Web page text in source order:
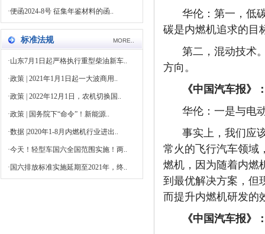
·便函2024-8号 征集年鉴材料的函..
标准法规 MORE..
·山东7月1日起严格执行重型柴油新车..
·政策 | 2021年1月1日起一大波商用..
·政策 | 2022年12月1日，农机切换国..
·政策 | 国务院下“命令”！新能源..
·数据 |2020年1-8月内燃机行业进出..
·今天！轻型车国六全国范围实施！两..
· 国六排放标准实施延期至2021年，终..
华伦： 第一，低
碳是内燃机追求的目
第二，混动技术
方向。
《中国汽车报》
华伦： 一是与电
事实上，我们应
常火的飞行汽车领域
燃机，因为随着内燃
到最优解决方案，但
而提升内燃机研发的
《中国汽车报》